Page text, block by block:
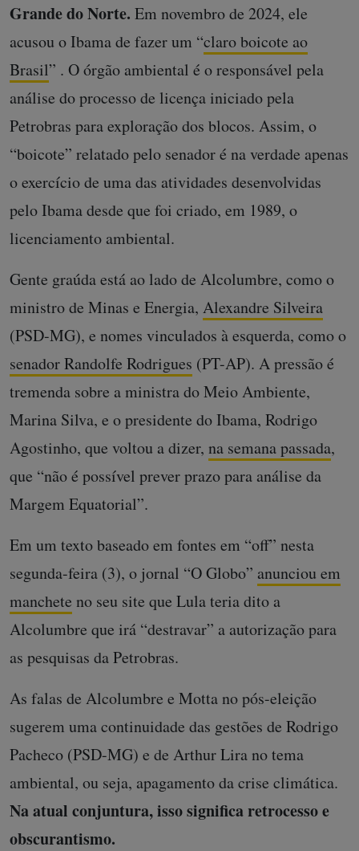
Grande do Norte. Em novembro de 2024, ele
acusou o Ibama de fazer um “claro boicote ao
Brasil” . O órgão ambiental é o responsável pela
análise do processo de licença iniciado pela
Petrobras para exploração dos blocos. Assim, o
“boicote” relatado pelo senador é na verdade apenas
o exercício de uma das atividades desenvolvidas
pelo Ibama desde que foi criado, em 1989, o
licenciamento ambiental.
Gente graúda está ao lado de Alcolumbre, como o
ministro de Minas e Energia, Alexandre Silveira
(PSD-MG), e nomes vinculados à esquerda, como o
senador Randolfe Rodrigues (PT-AP). A pressão é
tremenda sobre a ministra do Meio Ambiente,
Marina Silva, e o presidente do Ibama, Rodrigo
Agostinho, que voltou a dizer, na semana passada,
que “não é possível prever prazo para análise da
Margem Equatorial”.
Em um texto baseado em fontes em “off” nesta
segunda-feira (3), o jornal “O Globo” anunciou em
manchete no seu site que Lula teria dito a
Alcolumbre que irá “destravar” a autorização para
as pesquisas da Petrobras.
As falas de Alcolumbre e Motta no pós-eleição
sugerem uma continuidade das gestões de Rodrigo
Pacheco (PSD-MG) e de Arthur Lira no tema
ambiental, ou seja, apagamento da crise climática.
Na atual conjuntura, isso significa retrocesso e
obscurantismo.